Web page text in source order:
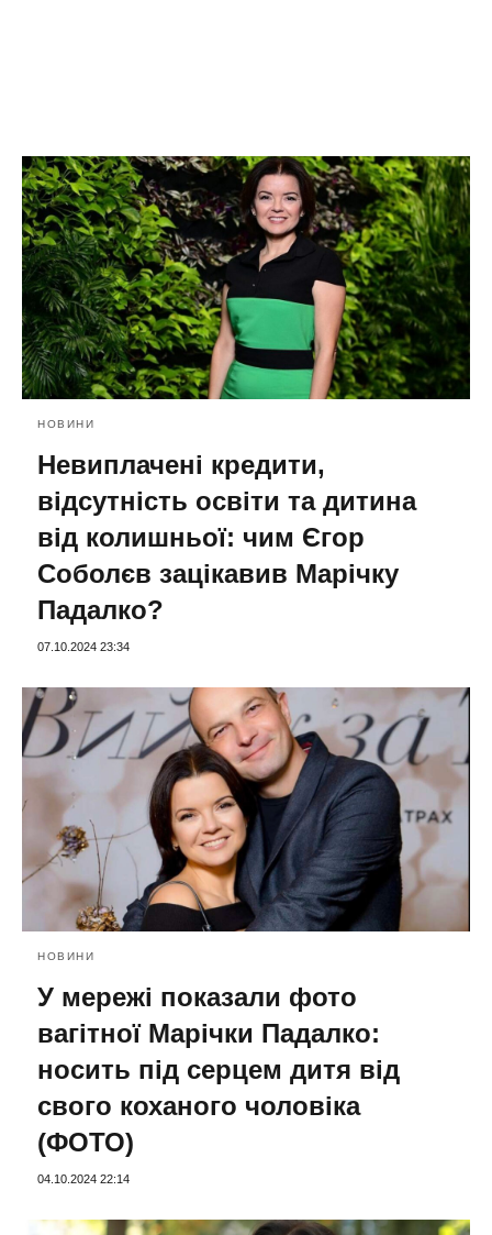
НОВИНИ
Невиплачені кредити,
відсутність освіти та дитина
від колишньої: чим Єгор
Соболєв зацікавив Марічку
Падалко?
07.10.2024 23:34
НОВИНИ
У мережі показали фото
вагітної Марічки Падалко:
носить під серцем дитя від
свого коханого чоловіка
(ФОТО)
04.10.2024 22:14